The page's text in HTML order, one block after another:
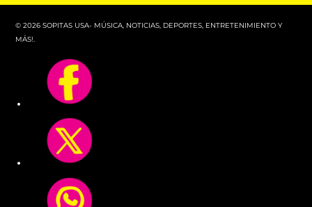
© 2026 SOPITAS USA- MÚSICA, NOTICIAS, DEPORTES, ENTRETENIMIENTO Y
MÁS!.